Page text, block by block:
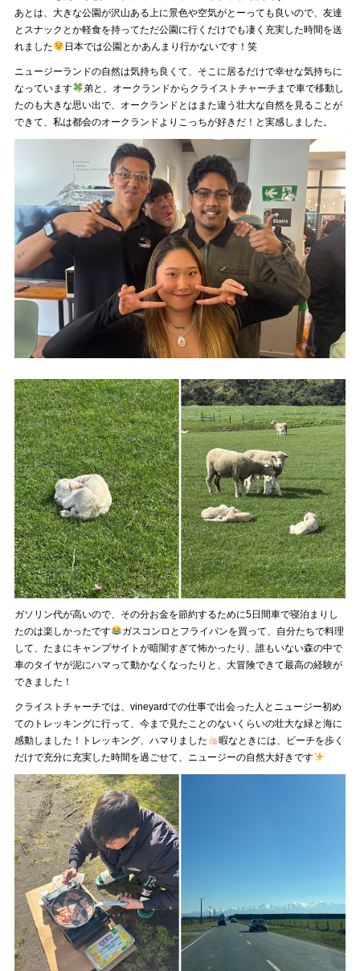
あとは、大きな公園が沢山ある上に景色や空気がとーっても良いので、友達
とスナックとか軽食を持ってただ公園に行くだけでも凄く充実した時間を送
れました
日本では公園とかあんまり行かないです！笑
ニュージーランドの自然は気持ち良くて、そこに居るだけで幸せな気持ちに
なっています
弟と、オークランドからクライストチャーチまで車で移動し
たのも大きな思い出で、オークランドとはまた違う壮大な自然を見ることが
できて、私は都会のオークランドよりこっちが好きだ！と実感しました。
ガソリン代が高いので、その分お金を節約するために5日間車で寝泊まりし
たのは楽しかったです
ガスコンロとフライパンを買って、自分たちで料理
して、たまにキャンプサイトが暗闇すぎて怖かったり、誰もいない森の中で
車のタイヤが泥にハマって動かなくなったりと、大冒険できて最高の経験が
できました！
クライストチャーチでは、vineyardでの仕事で出会った人とニュージー初め
てのトレッキングに行って、今まで見たことのないくらいの壮大な緑と海に
感動しました！トレッキング、ハマりました
暇なときには、ビーチを歩く
だけで充分に充実した時間を過ごせて、ニュージーの自然大好きです